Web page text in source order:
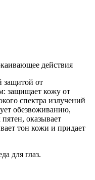
действия
защитой от
защищает кожу от
спектра излучений
обезвоживанию,
оказывает
тон кожи и придает
для глаз.